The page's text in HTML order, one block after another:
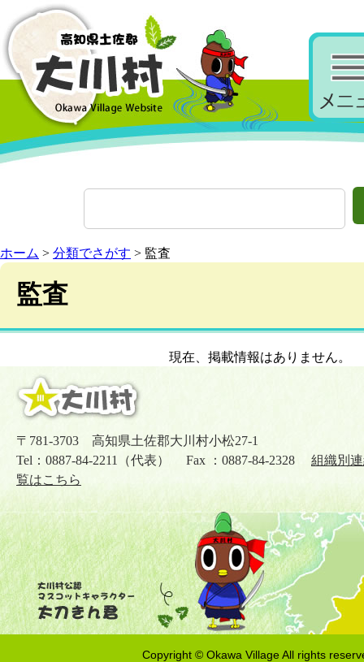
ホーム > 分類でさがす > 監査
監査
現在、掲載情報はありません。
〒781-3703 高知県土佐郡大川村小松27-1
Tel：0887-84-2211（代表） Fax ：0887-84-2328 組織別
覧はこちら
Copyright © Okawa Village All rights